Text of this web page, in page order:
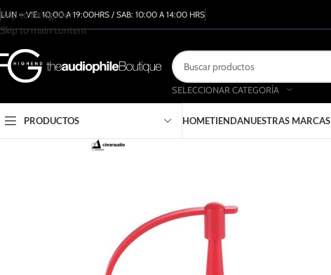
Skip to navigation
Skip to main content
LUN – VIE: 10:00 A 19:00HRS / SAB: 10:00 A 14:00 HRS
SELECCIONAR CATEGORÍA
PRODUCTOS HOMETIENDANUESTRAS MARCAS